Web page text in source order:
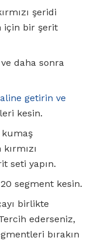
şeridi
için bir şerit
ve daha sonra
getirin ve
kesin.
kumaş
seti yapın.
segment kesin.
birlikte
ederseniz,
bırakın